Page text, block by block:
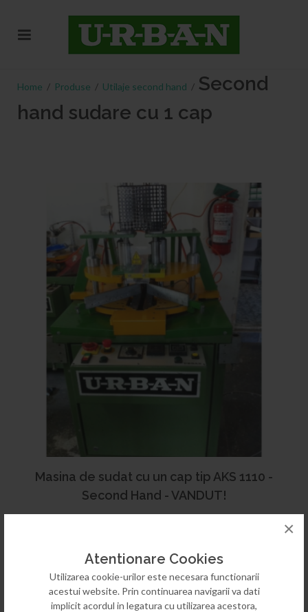
Atentionare Cookies
Utilizarea cookie-urilor este necesara functionarii
acestui website. Prin continuarea navigarii va dati
implicit acordul in legatura cu utilizarea acestora,
×
Home / Produse / Utilaje second hand / Second
hand sudare cu 1 cap
Masina de sudat cu un cap tip AKS 1110 -
Second Hand - VANDUT!